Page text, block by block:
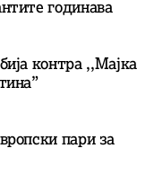
годинава
контра ,,Мајка
пари за